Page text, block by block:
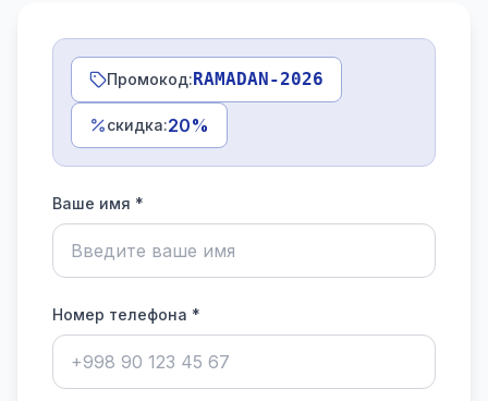
Промокод:RAMADAN-2026
скидка:20%
Ваше имя *
Номер телефона *